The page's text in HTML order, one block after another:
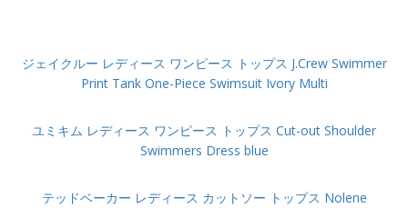
ジェイクルー レディース ワンピース トップス J.Crew Swimmer
Print Tank One-Piece Swimsuit Ivory Multi
ユミキム レディース ワンピース トップス Cut-out Shoulder
Swimmers Dress blue
テッドベーカー レディース カットソー トップス Nolene